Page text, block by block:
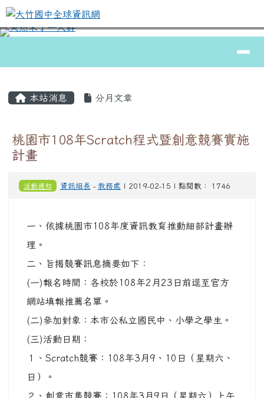
跳至主內容區
大竹國中全球資訊網
⏸
本站消息 分月文章
桃園市108年Scratch程式暨創意競賽實施
計畫
活動通知 資訊組長 - 教務處 | 2019-02-15 | 點閱數： 1746
一、依據桃園市108年度資訊教育推動細部計畫辦
理。
二、旨揭競賽訊息摘要如下：
(一)報名時間：各校於108年2月23日前逕至官方
網站填報推薦名單。
(二)參加對象：本市公私立國民中、小學之學生。
(三)活動日期：
１、Scratch競賽：108年3月9、10日（星期六、
日）。
２、創意市集競賽：108年3月9日（星期六）上午